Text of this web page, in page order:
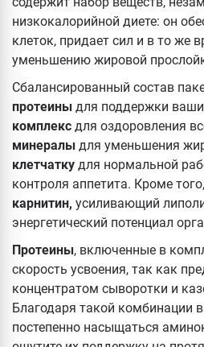
низкокалорийной диете: он
клеток, придает сил и в то же
уменьшению жировой
Сбалансированный состав
протеины для поддержки
комплекс для оздоровления
минералы для уменьшения
клетчатку для нормальной
контроля аппетита. Кроме
карнитин, усиливающий
энергетический потенциал
Протеины, включенные в
скорость усвоения, так как
концентратом сыворотки и
Благодаря такой
постепенно насыщаться